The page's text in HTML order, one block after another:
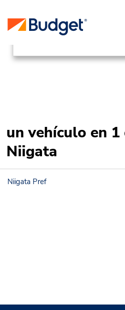
Ubicaciones Asia Pacific
Niigata
un vehículo en
Niigata
Niigata Pref